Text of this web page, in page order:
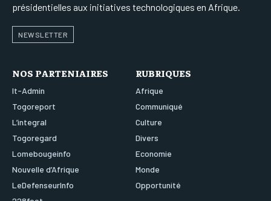
présidentielles aux initiatives technologiques en Afrique.
NEWSLETTER
NOS PARTENIAIRES
It-Admin
Togoreport
L’integral
Togoregard
Lomebougeinfo
Nouvelle d’Afrique
LeDefenseurInfo
RUBRIQUES
Afrique
Communiqué
Culture
Divers
Economie
Monde
Opportunité